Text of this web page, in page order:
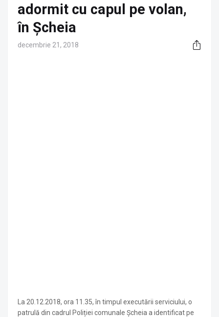
adormit cu capul pe volan,
în Șcheia
decembrie 21, 2018
La 20.12.2018, ora 11.35, în timpul executării serviciului, o
patrulă din cadrul Poliției comunale Șcheia a identificat pe